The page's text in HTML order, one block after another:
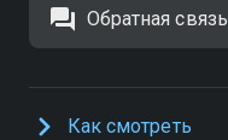
Обратная связь
Как смотреть